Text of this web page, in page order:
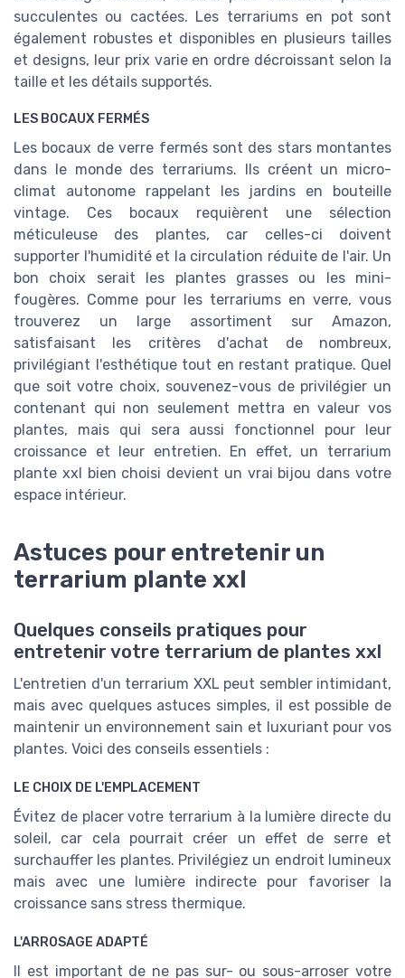
succulentes ou cactées. Les terrariums en pot sont
également robustes et disponibles en plusieurs tailles
et designs, leur prix varie en ordre décroissant selon la
taille et les détails supportés.
LES BOCAUX FERMÉS
Les bocaux de verre fermés sont des stars montantes
dans le monde des terrariums. Ils créent un micro-
climat autonome rappelant les jardins en bouteille
vintage. Ces bocaux requièrent une sélection
méticuleuse des plantes, car celles-ci doivent
supporter l'humidité et la circulation réduite de l'air. Un
bon choix serait les plantes grasses ou les mini-
fougères. Comme pour les terrariums en verre, vous
trouverez un large assortiment sur Amazon,
satisfaisant les critères d'achat de nombreux,
privilégiant l'esthétique tout en restant pratique. Quel
que soit votre choix, souvenez-vous de privilégier un
contenant qui non seulement mettra en valeur vos
plantes, mais qui sera aussi fonctionnel pour leur
croissance et leur entretien. En effet, un terrarium
plante xxl bien choisi devient un vrai bijou dans votre
espace intérieur.
Astuces pour entretenir un
terrarium plante xxl
Quelques conseils pratiques pour
entretenir votre terrarium de plantes xxl
L'entretien d'un terrarium XXL peut sembler intimidant,
mais avec quelques astuces simples, il est possible de
maintenir un environnement sain et luxuriant pour vos
plantes. Voici des conseils essentiels :
LE CHOIX DE L'EMPLACEMENT
Évitez de placer votre terrarium à la lumière directe du
soleil, car cela pourrait créer un effet de serre et
surchauffer les plantes. Privilégiez un endroit lumineux
mais avec une lumière indirecte pour favoriser la
croissance sans stress thermique.
L'ARROSAGE ADAPTÉ
Il est important de ne pas sur- ou sous-arroser votre